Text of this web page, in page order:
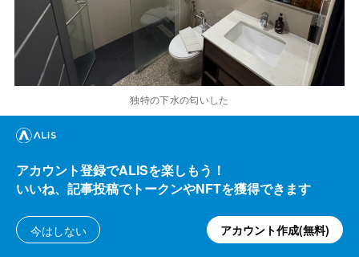
17:52 思いっきり日本語でびっくり
アカウント登録でALISを楽しもう！
いいね、記事投稿でトークンやNFTを獲得できます
今はしない アカウント作成(無料)